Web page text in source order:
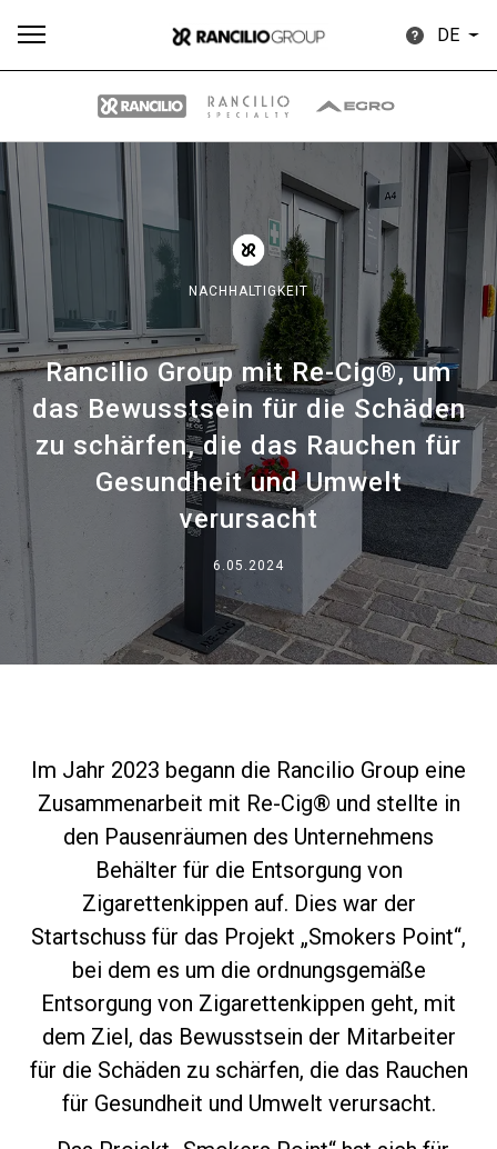
DE
NACHHALTIGKEIT
Rancilio Group mit Re-Cig®, um
das Bewusstsein für die Schäden
zu schärfen, die das Rauchen für
Gesundheit und Umwelt
verursacht
6.05.2024
Im Jahr 2023 begann die Rancilio Group eine
Zusammenarbeit mit Re-Cig® und stellte in
den Pausenräumen des Unternehmens
Behälter für die Entsorgung von
Zigarettenkippen auf. Dies war der
Startschuss für das Projekt „Smokers Point“,
bei dem es um die ordnungsgemäße
Entsorgung von Zigarettenkippen geht, mit
dem Ziel, das Bewusstsein der Mitarbeiter
für die Schäden zu schärfen, die das Rauchen
für Gesundheit und Umwelt verursacht.
Alle Nachrichten Herunterladen
Our brands
Gruppe
Nachrichten
Geschichte
Nachhaltigkeit
Connect
Kontaktieren Sie uns
Datenschutzerklärung